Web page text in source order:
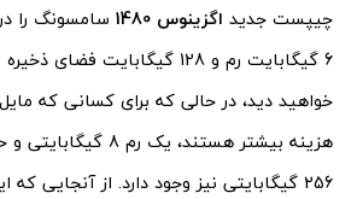
چیپست جدید اگزینوس 1480
سامسونگ را
6 گیگابایت رم و 128 گیگابایت
خواهید دید، در حالی که برای کسانی که
هزینه بیشتر هستند، یک
256 گیگابایتی نیز وجود دارد. از آنجایی